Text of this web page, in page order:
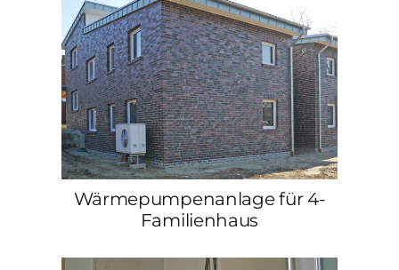
Wärmepumpenanlage für 4-
Familienhaus